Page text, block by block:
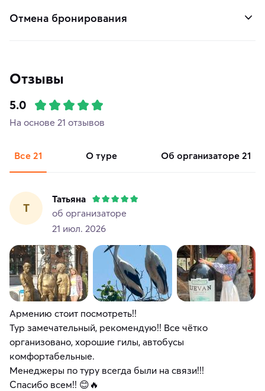
Отмена бронирования
Отзывы
5.0
На основе 21 отзывов
Все 21 о туре об организаторе 21
Т
Татьяна
об организаторе
21 июл. 2026
Армению стоит посмотреть!!
Тур замечательный, рекомендую!! Все чётко
организовано, хорошие гилы, автобусы
комфортабельные.
Менеджеры по туру всегда были на связи!!!
Спасибо всем!! 😊🔥